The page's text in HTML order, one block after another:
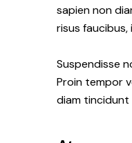
sapien non
risus
Suspendisse
Proin tempor
diam tincidunt